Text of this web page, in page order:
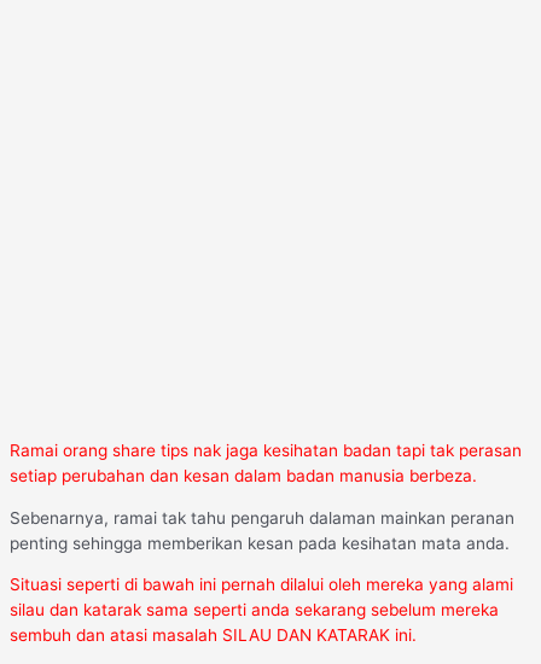
Ramai orang share tips nak jaga kesihatan badan tapi tak perasan
setiap perubahan dan kesan dalam badan manusia berbeza.
Sebenarnya, ramai tak tahu pengaruh dalaman mainkan peranan
penting sehingga memberikan kesan pada kesihatan mata anda.
Situasi seperti di bawah ini pernah dilalui oleh mereka yang alami
silau dan katarak sama seperti anda sekarang sebelum mereka
sembuh dan atasi masalah SILAU DAN KATARAK ini.